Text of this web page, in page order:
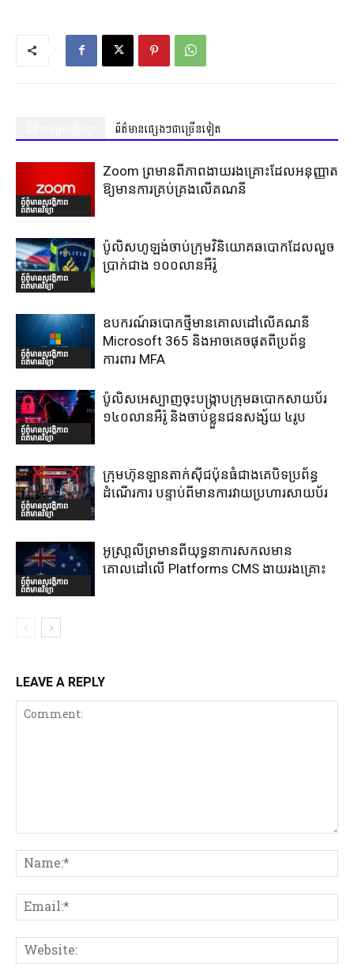
ព័ត៌មានផ្សេងៗជាច្រើនទៀត
ព័ត៌មានសុវត្ថិភាព
ព័ត៌មានវិទ្យា
Zoom ព្រមានពីភាពងាយរងគ្រោះដែលអនុញ្ញាត
ឱ្យមានការគ្រប់គ្រងលើគណនី
ព័ត៌មានសុវត្ថិភាព
ព័ត៌មានវិទ្យា
ប៉ូលិសហូឡង់ចាប់ក្រុមវិនិយោគឆបោកដែលលួច
ប្រាក់ជាង ១០០លានអឺរ៉ូ
ព័ត៌មានសុវត្ថិភាព
ព័ត៌មានវិទ្យា
ឧបករណ៍ឆបោកថ្មីមានគោលដៅលើគណនី
Microsoft 365 និងអាចគេចផុតពីប្រព័ន្ធ
ការពារ MFA
ព័ត៌មានសុវត្ថិភាព
ព័ត៌មានវិទ្យា
ប៉ូលិសអេស្បាញចុះបង្រ្កាបក្រុមឆបោកសាយប័រ
១៤០លានអឺរ៉ូ និងចាប់ខ្លួនជនសង្ស័យ ៤រូប
ព័ត៌មានសុវត្ថិភាព
ព័ត៌មានវិទ្យា
ក្រុមហ៊ុនឡានតាក់ស៊ីជប៉ុនធំជាងគេបិទប្រព័ន្ធ
ដំណើរការ បន្ទាប់ពីមានការវាយប្រហារសាយប័រ
ព័ត៌មានសុវត្ថិភាព
ព័ត៌មានវិទ្យា
អូស្រា្តលីព្រមានពីយុទ្ធនាការសកលមាន
គោលដៅលើ Platforms CMS ងាយរងគ្រោះ
LEAVE A REPLY